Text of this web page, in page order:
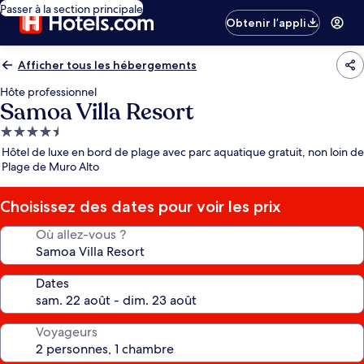
Passer à la section principale
Obtenir l’appli
Afficher tous les hébergements
Hôte professionnel
Samoa Villa Resort
Hébergement
4.5 étoiles
Hôtel de luxe en bord de plage avec parc aquatique gratuit, non loin de
Plage de Muro Alto
Choisissez des dates pour voir les prix
Où allez-vous ?
Dates
Voyageurs